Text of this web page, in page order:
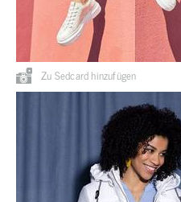
Zu Sedcard hinzufügen